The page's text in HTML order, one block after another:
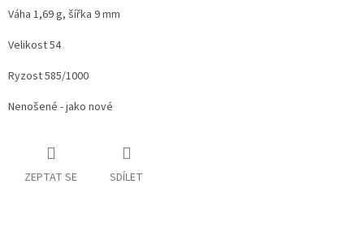
Váha 1,69 g, šířka 9 mm
Velikost 54
Ryzost 585/1000
Nenošené - jako nové
ZEPTAT SE SDÍLET